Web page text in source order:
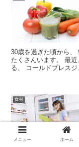
30歳を過ぎた頃から、 特に健康意識を強く持つようになる人って、
たくさんいます。 最近、そんな健康意識が高い人達に注目されてい
る、 コールドプレスジュースって、ご存じですか？ でも、まだまだ
食材
メニュー ホーム